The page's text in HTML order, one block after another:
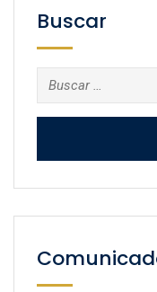
Buscar
Buscar: